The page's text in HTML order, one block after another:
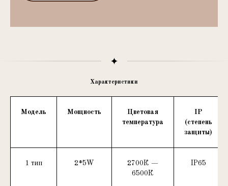
Характеристики
Модель Мощность
Цветовая
температура
IP
(степень
защиты)
1 тип 2*5W
2700К —
6500К
IP65